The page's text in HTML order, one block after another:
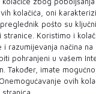
publiku na
kolačića, oni
pošto su
stranice. Koristimo i
i razumijevanja načina
pohranjeni u vašem
Također, imate
ovih